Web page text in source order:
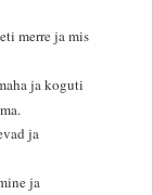
merre ja mis
ja koguti
ja
ja